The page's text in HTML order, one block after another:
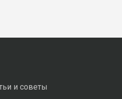
и советы